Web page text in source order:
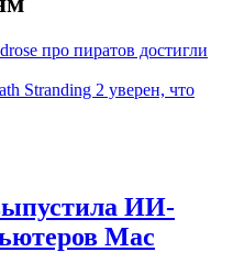
про пиратов достигли
Stranding 2 уверен, что
ИИ-
Mac